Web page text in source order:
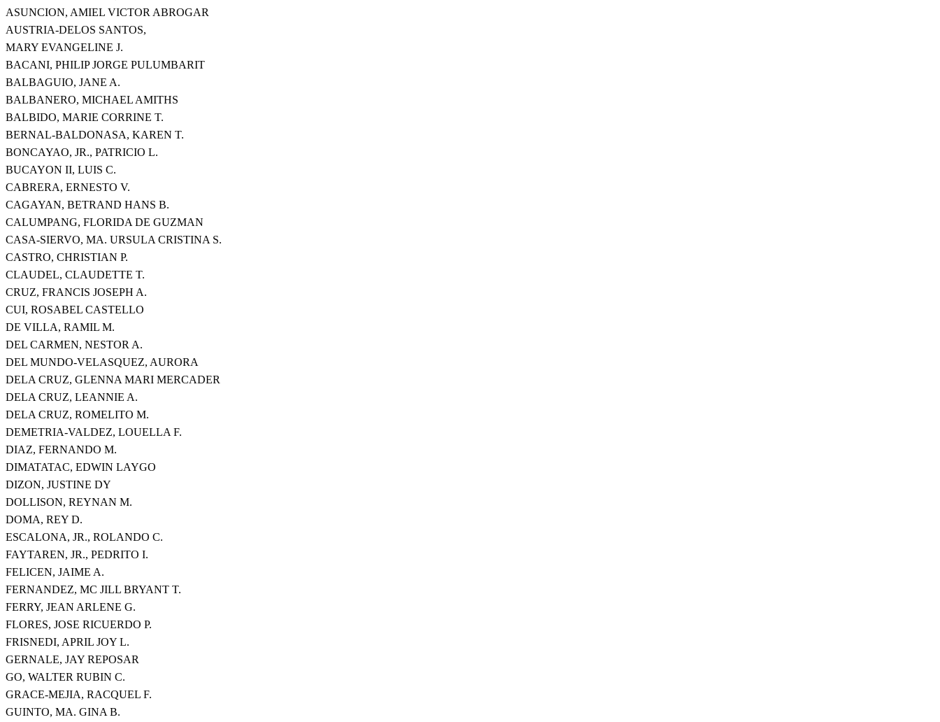
ASUNCION, AMIEL VICTOR ABROGAR
AUSTRIA-DELOS SANTOS,
MARY EVANGELINE J.
BACANI, PHILIP JORGE PULUMBARIT
BALBAGUIO, JANE A.
BALBANERO, MICHAEL AMITHS
BALBIDO, MARIE CORRINE T.
BERNAL-BALDONASA, KAREN T.
BONCAYAO, JR., PATRICIO L.
BUCAYON II, LUIS C.
CABRERA, ERNESTO V.
CAGAYAN, BETRAND HANS B.
CALUMPANG, FLORIDA DE GUZMAN
CASA-SIERVO, MA. URSULA CRISTINA S.
CASTRO, CHRISTIAN P.
CLAUDEL, CLAUDETTE T.
CRUZ, FRANCIS JOSEPH A.
CUI, ROSABEL CASTELLO
DE VILLA, RAMIL M.
DEL CARMEN, NESTOR A.
DEL MUNDO-VELASQUEZ, AURORA
DELA CRUZ, GLENNA MARI MERCADER
DELA CRUZ, LEANNIE A.
DELA CRUZ, ROMELITO M.
DEMETRIA-VALDEZ, LOUELLA F.
DIAZ, FERNANDO M.
DIMATATAC, EDWIN LAYGO
DIZON, JUSTINE DY
DOLLISON, REYNAN M.
DOMA, REY D.
ESCALONA, JR., ROLANDO C.
FAYTAREN, JR., PEDRITO I.
FELICEN, JAIME A.
FERNANDEZ, MC JILL BRYANT T.
FERRY, JEAN ARLENE G.
FLORES, JOSE RICUERDO P.
FRISNEDI, APRIL JOY L.
GERNALE, JAY REPOSAR
GO, WALTER RUBIN C.
GRACE-MEJIA, RACQUEL F.
GUINTO, MA. GINA B.